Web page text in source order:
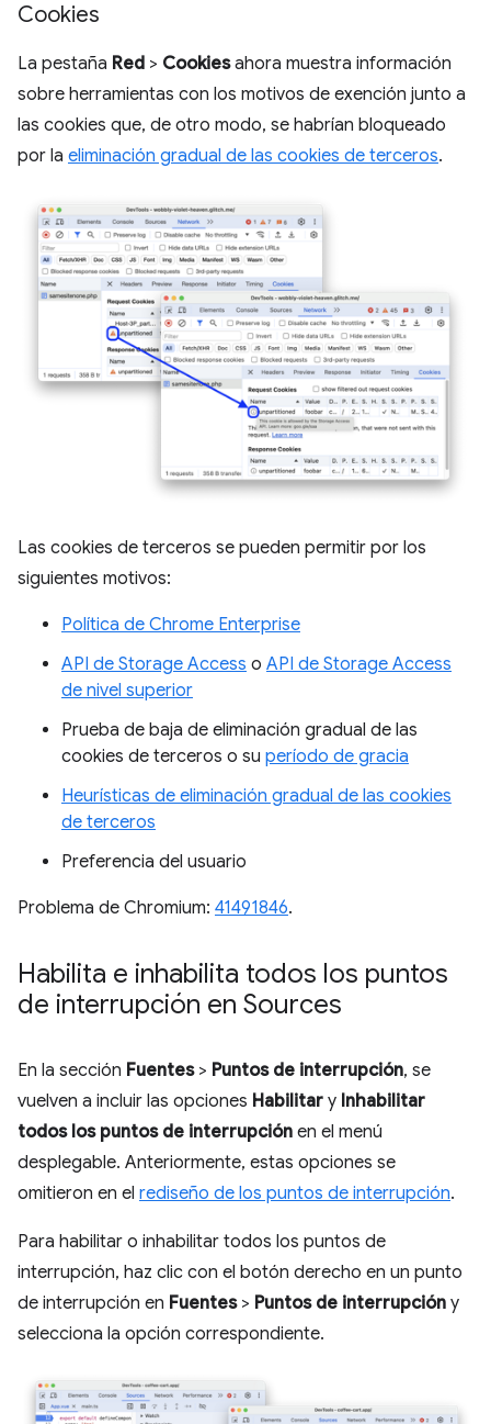
Cookies
La pestaña Red > Cookiesahora muestra información
sobre herramientas con los motivos de exención junto a
las cookies que, de otro modo, se habrían bloqueado
por la eliminación gradual de las cookies de terceros.
Las cookies de terceros se pueden permitir por los
siguientes motivos:
Política de Chrome Enterprise
API de Storage Access o API de Storage Access
de nivel superior
Prueba de baja de eliminación gradual de las
cookies de terceros o su período de gracia
Heurísticas de eliminación gradual de las cookies
de terceros
Preferencia del usuario
Problema de Chromium: 41491846.
Habilita e inhabilita todos los puntos
de interrupción en Sources
En la sección Fuentes> Puntos de interrupción, se
vuelven a incluir las opciones Habilitar y Inhabilitar
todos los puntos de interrupción en el menú
desplegable. Anteriormente, estas opciones se
omitieron en el rediseño de los puntos de interrupción.
Para habilitar o inhabilitar todos los puntos de
interrupción, haz clic con el botón derecho en un punto
de interrupción en Fuentes> Puntos de interrupción y
selecciona la opción correspondiente.